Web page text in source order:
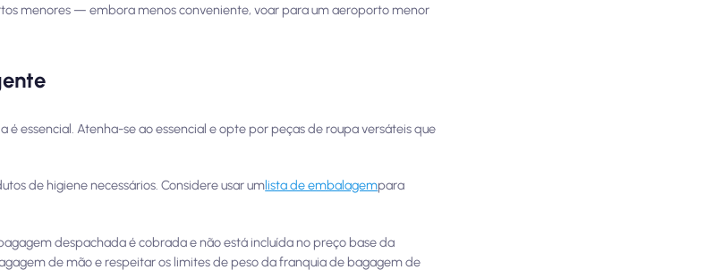
menores — embora menos conveniente, voar para um aeroporto menor
essencial. Atenha-se ao essencial e opte por peças de roupa versáteis que
de higiene necessários. Considere usar umlista de embalagempara
despachada é cobrada e não está incluída no preço base da
de mão e respeitar os limites de peso da franquia de bagagem de